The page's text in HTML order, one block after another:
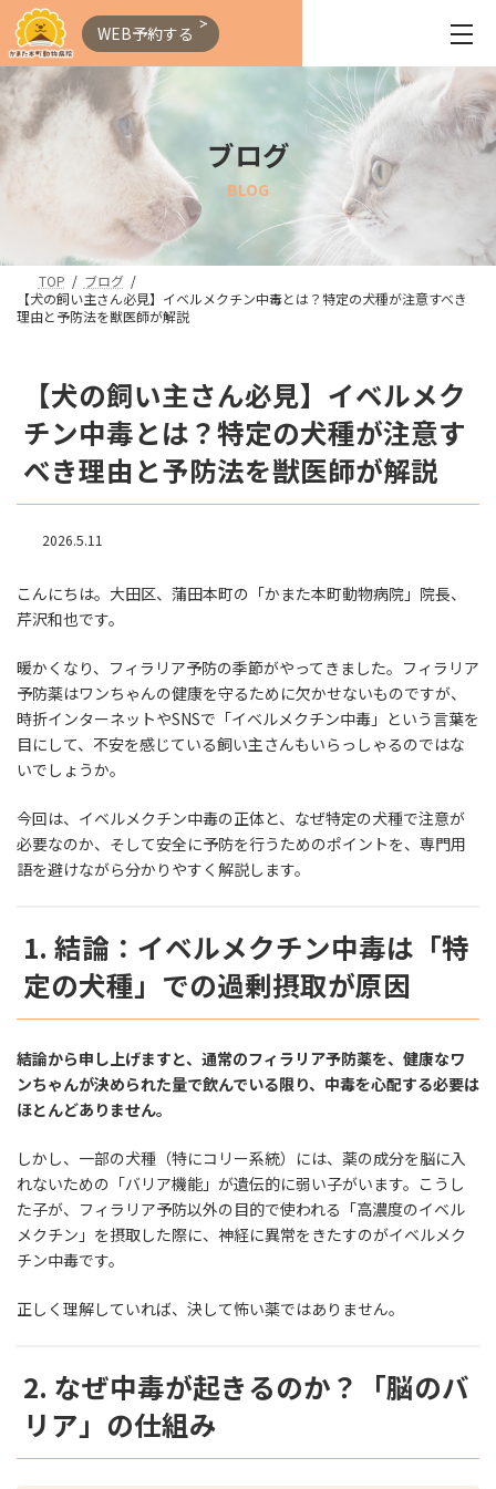
WEB予約する
ブログ
BLOG
TOP
ブログ
【犬の飼い主さん必見】イベルメクチン中毒とは？特定の犬種が注意すべき
理由と予防法を獣医師が解説
【犬の飼い主さん必見】イベルメク
チン中毒とは？特定の犬種が注意す
べき理由と予防法を獣医師が解説
2026.5.11
こんにちは。大田区、蒲田本町の「かまた本町動物病院」院長、
芹沢和也です。
暖かくなり、フィラリア予防の季節がやってきました。フィラリア
予防薬はワンちゃんの健康を守るために欠かせないものですが、
時折インターネットやSNSで「イベルメクチン中毒」という言葉を
目にして、不安を感じている飼い主さんもいらっしゃるのではな
いでしょうか。
今回は、イベルメクチン中毒の正体と、なぜ特定の犬種で注意が
必要なのか、そして安全に予防を行うためのポイントを、専門用
語を避けながら分かりやすく解説します。
1. 結論：イベルメクチン中毒は「特
定の犬種」での過剰摂取が原因
結論から申し上げますと、通常のフィラリア予防薬を、健康なワ
ンちゃんが決められた量で飲んでいる限り、中毒を心配する必要は
ほとんどありません。
しかし、一部の犬種（特にコリー系統）には、薬の成分を脳に入
れないための「バリア機能」が遺伝的に弱い子がいます。こうし
た子が、フィラリア予防以外の目的で使われる「高濃度のイベル
メクチン」を摂取した際に、神経に異常をきたすのがイベルメク
チン中毒です。
正しく理解していれば、決して怖い薬ではありません。
2. なぜ中毒が起きるのか？「脳のバ
リア」の仕組み